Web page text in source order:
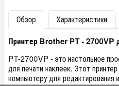
Обзор Характеристики
Принтер Brother PT - 2700VP
PT-2700VP - это настольное
для печати наклеек. Этот
компьютеру для редактирования